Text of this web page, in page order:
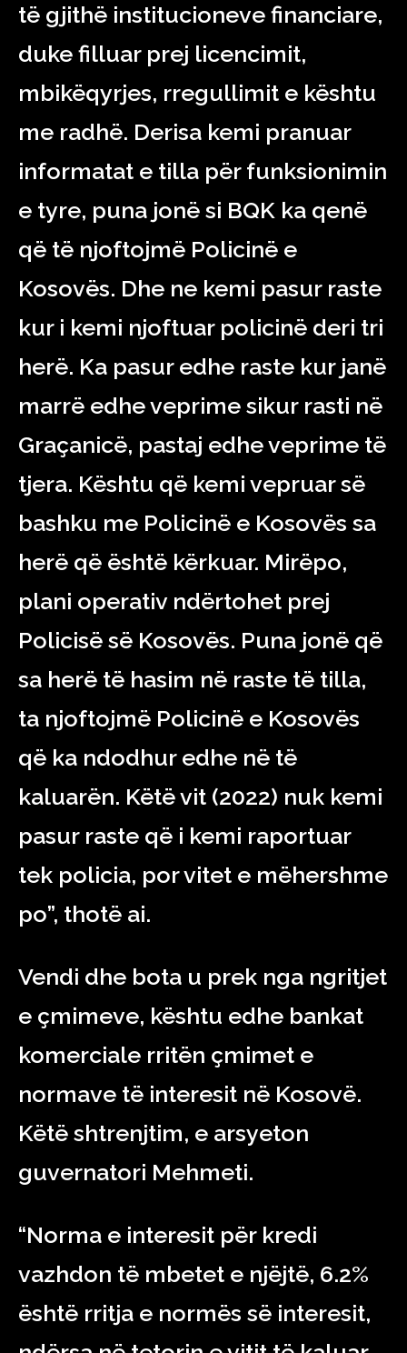
të gjithë institucioneve financiare,
duke filluar prej licencimit,
mbikëqyrjes, rregullimit e kështu
me radhë. Derisa kemi pranuar
informatat e tilla për funksionimin
e tyre, puna jonë si BQK ka qenë
që të njoftojmë Policinë e
Kosovës. Dhe ne kemi pasur raste
kur i kemi njoftuar policinë deri tri
herë. Ka pasur edhe raste kur janë
marrë edhe veprime sikur rasti në
Graçanicë, pastaj edhe veprime të
tjera. Kështu që kemi vepruar së
bashku me Policinë e Kosovës sa
herë që është kërkuar. Mirëpo,
plani operativ ndërtohet prej
Policisë së Kosovës. Puna jonë që
sa herë të hasim në raste të tilla,
ta njoftojmë Policinë e Kosovës
që ka ndodhur edhe në të
kaluarën. Këtë vit (2022) nuk kemi
pasur raste që i kemi raportuar
tek policia, por vitet e mëhershme
po”, thotë ai.
Vendi dhe bota u prek nga ngritjet
e çmimeve, kështu edhe bankat
komerciale rritën çmimet e
normave të interesit në Kosovë.
Këtë shtrenjtim, e arsyeton
guvernatori Mehmeti.
“Norma e interesit për kredi
vazhdon të mbetet e njëjtë, 6.2%
është rritja e normës së interesit,